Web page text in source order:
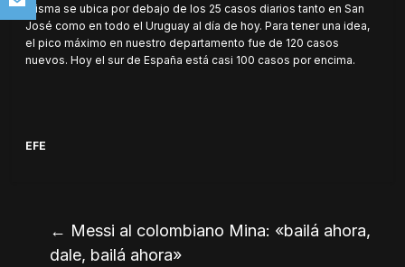
misma se ubica por debajo de los 25 casos diarios tanto en San
José como en todo el Uruguay al día de hoy. Para tener una idea,
el pico máximo en nuestro departamento fue de 120 casos
nuevos. Hoy el sur de España está casi 100 casos por encima.
EFE
← Messi al colombiano Mina: «bailá ahora,
dale, bailá ahora»